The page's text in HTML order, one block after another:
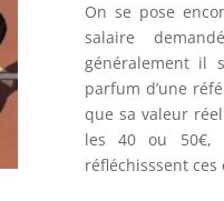
On se pose
salaire
généralement il
parfum d’une
que sa valeur
les 40 ou 50€,
réfléchisssent ces